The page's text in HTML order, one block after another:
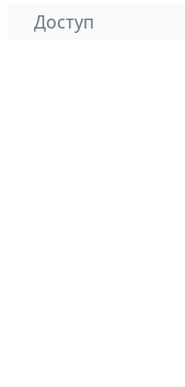
Доступ